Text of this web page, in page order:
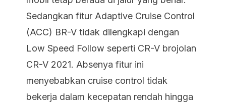
Sedangkan fitur Adaptive Cruise Control
(ACC) BR-V tidak dilengkapi dengan
Low Speed Follow seperti CR-V brojolan
CR-V 2021. Absenya fitur ini
menyebabkan cruise control tidak
bekerja dalam kecepatan rendah hingga